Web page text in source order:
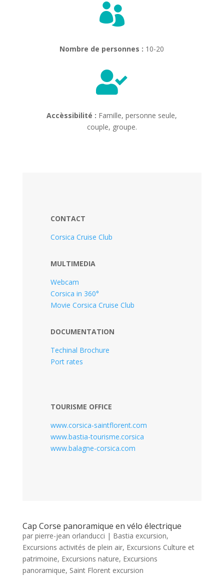

Nombre de personnes : 10-20

Accèssibilité : Famille, personne seule,
couple, groupe.
CONTACT
Corsica Cruise Club
MULTIMEDIA
Webcam
Corsica in 360°
Movie Corsica Cruise Club
DOCUMENTATION
Techinal Brochure
Port rates
TOURISME OFFICE
www.corsica-saintflorent.com
www.bastia-tourisme.corsica
www.balagne-corsica.com
Cap Corse panoramique en vélo électrique
par pierre-jean orlanducci | Bastia excursion,
Excursions activités de plein air, Excursions Culture et
patrimoine, Excursions nature, Excursions
panoramique, Saint Florent excursion